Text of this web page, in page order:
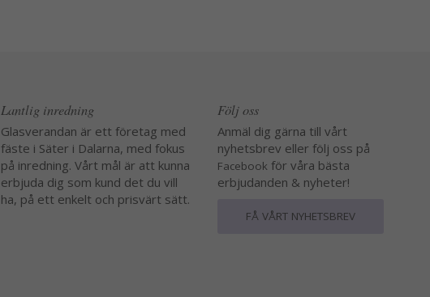
Lantlig inredning
Glasverandan är ett företag med
fäste i Säter i Dalarna, med fokus
på inredning. Vårt mål är att kunna
erbjuda dig som kund det du vill
ha, på ett enkelt och prisvärt sätt.
Följ oss
Anmäl dig gärna till vårt
nyhetsbrev eller följ oss på
Facebook för våra bästa
erbjudanden & nyheter!
FÅ VÅRT NYHETSBREV